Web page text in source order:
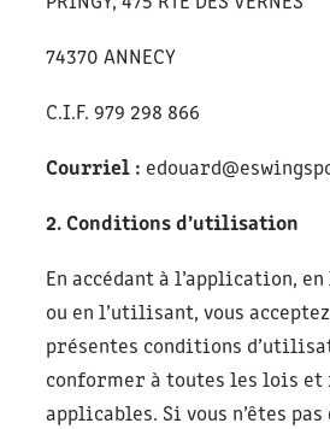
74370 ANNECY
C.I.F. 979 298 866
Courriel :
2. Conditions d’utilisation
En accédant à l’application,
ou en l’utilisant, vous
présentes conditions
conformer à toutes les lois
applicables. Si vous n’êtes pas